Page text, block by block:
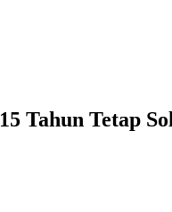
15 Tahun Tetap